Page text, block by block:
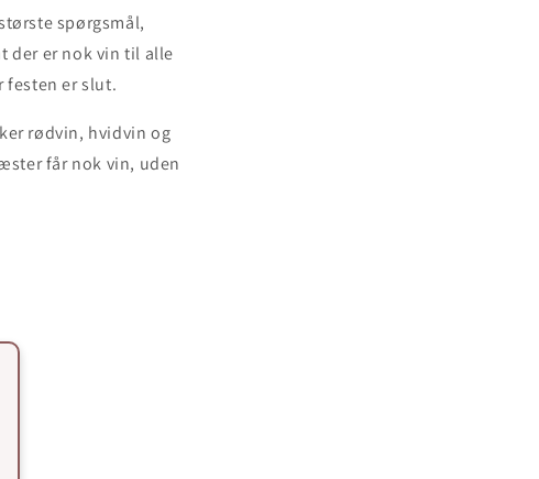
spørgsmål,
der er nok vin til alle
festen er slut.
rødvin, hvidvin og
får nok vin, uden